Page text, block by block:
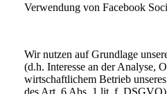
Verwendung von Facebook
Wir nutzen auf Grundlage
(d.h. Interesse an der Analyse,
wirtschaftlichem Betrieb